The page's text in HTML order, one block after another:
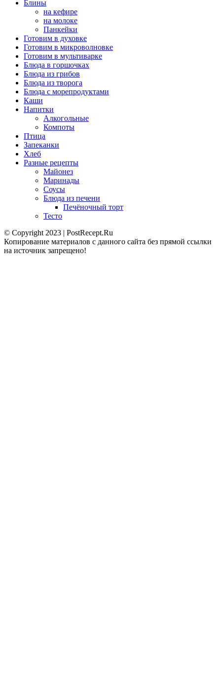
Блины
на кефире
на молоке
Панкейки
Готовим в духовке
Готовим в микроволновке
Готовим в мультиварке
Блюда в горшочках
Блюда из грибов
Блюда из творога
Блюда с морепродуктами
Каши
Напитки
Алкогольные
Компоты
Птица
Запеканки
Хлеб
Разные рецепты
Майонез
Маринады
Соусы
Блюда из печени
Печёночный торт
Тесто
© Copyright 2023 | PostRecept.Ru
Копирование материалов с данного сайта без прямой ссылки
на источник запрещено!